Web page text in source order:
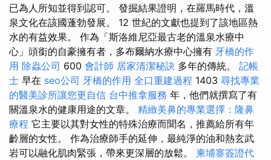
已為人所知並得到認可。 發掘結果證明，在羅馬時代，溫
泉文化在該國蓬勃發展。 12 世紀的文獻也提到了該地區熱
水的有益效果。 作為「斯洛維尼亞最古老的溫泉水療中
心」頭銜的自豪擁有者，多布爾納水療中心擁有 牙橋的作
用 除蟲公司 600 會計師 居家清潔秘訣 多年的傳統。 記帳
士 早在 seo公司 牙橋的作用 全口重建過程 1403 尋找專業
的醫美診所讓您更自信 台中推拿服務 年，他們就撰寫了有
關溫泉水的健康用途的文章。 精緻美鼻的專業選擇：隆鼻
療程 它主要以其對女性的特殊治療而聞名，推薦給所有年
齡層的女性。 作為治療師手的延伸，最純淨的油和熱玄武
岩可以融化肌肉緊張，帶來更深層的放鬆。 柬埔寨簽證代